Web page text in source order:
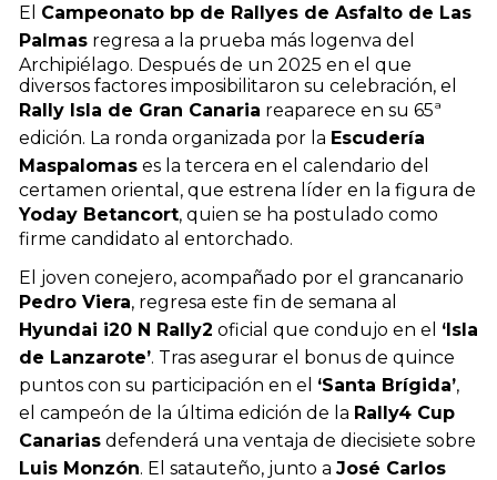
El Campeonato bp de Rallyes de Asfalto de Las
Palmas regresa a la prueba más logenva del
Archipiélago. Después de un 2025 en el que
diversos factores imposibilitaron su celebración, el
Rally Isla de Gran Canaria reaparece en su 65ª
edición. La ronda organizada por la Escudería
Maspalomas es la tercera en el calendario del
certamen oriental, que estrena líder en la figura de
Yoday Betancort, quien se ha postulado como
firme candidato al entorchado.
El joven conejero, acompañado por el grancanario
Pedro Viera, regresa este fin de semana al
Hyundai i20 N Rally2 oficial que condujo en el ‘Isla
de Lanzarote’. Tras asegurar el bonus de quince
puntos con su participación en el ‘Santa Brígida’,
el campeón de la última edición de la Rally4 Cup
Canarias defenderá una ventaja de diecisiete sobre
Luis Monzón. El satauteño, junto a José Carlos